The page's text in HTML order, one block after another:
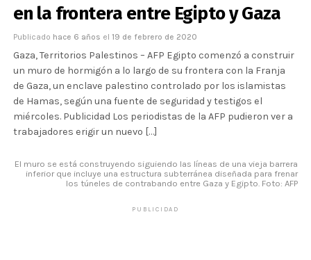
en la frontera entre Egipto y Gaza
Publicado hace 6 años el 19 de febrero de 2020
Gaza, Territorios Palestinos – AFP Egipto comenzó a construir
un muro de hormigón a lo largo de su frontera con la Franja
de Gaza, un enclave palestino controlado por los islamistas
de Hamas, según una fuente de seguridad y testigos el
miércoles. Publicidad Los periodistas de la AFP pudieron ver a
trabajadores erigir un nuevo […]
El muro se está construyendo siguiendo las líneas de una vieja barrera
inferior que incluye una estructura subterránea diseñada para frenar
los túneles de contrabando entre Gaza y Egipto. Foto: AFP
PUBLICIDAD